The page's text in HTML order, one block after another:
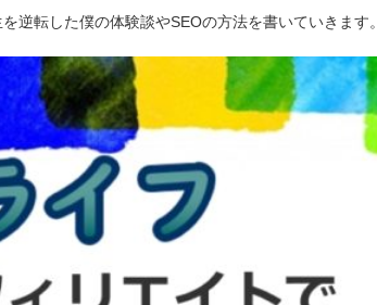
転した僕の体験談やSEOの方法を書いていきます。